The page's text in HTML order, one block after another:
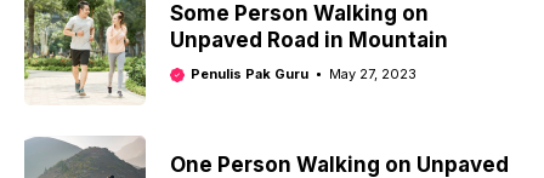
Some Person Walking on
Unpaved Road in Mountain
Penulis Pak Guru May 27, 2023
One Person Walking on Unpaved